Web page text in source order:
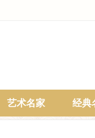
艺术名家 经典